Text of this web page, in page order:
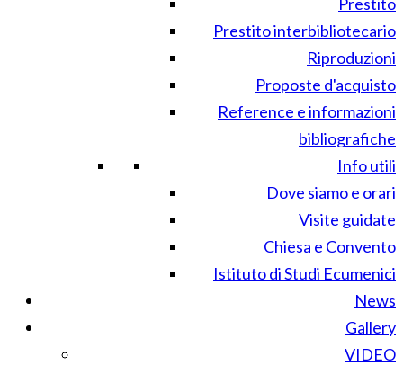
Prestito interbibliotecario
Riproduzioni
Proposte d'acquisto
Reference e informazioni
bibliografiche
Info utili
Dove siamo e orari
Visite guidate
Chiesa e Convento
Istituto di Studi Ecumenici
News
Gallery
VIDEO